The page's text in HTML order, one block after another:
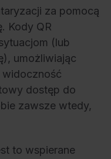
za pomocą
Kody QR
(lub
umożliwiając
widoczność
dostęp do
zawsze wtedy,
to wspierane